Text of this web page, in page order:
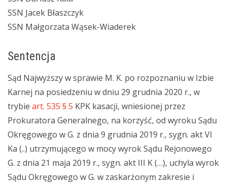
SSN Jacek Błaszczyk
SSN Małgorzata Wąsek-Wiaderek
Sentencja
Sąd Najwyższy w sprawie M. K. po rozpoznaniu w Izbie
Karnej na posiedzeniu w dniu 29 grudnia 2020 r., w
trybie art. 535 § 5 KPK kasacji, wniesionej przez
Prokuratora Generalnego, na korzyść, od wyroku Sądu
Okręgowego w G. z dnia 9 grudnia 2019 r., sygn. akt VI
Ka (..) utrzymującego w mocy wyrok Sądu Rejonowego
G. z dnia 21 maja 2019 r., sygn. akt III K (…), uchyla wyrok
Sądu Okręgowego w G. w zaskarżonym zakresie i